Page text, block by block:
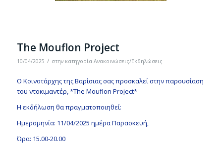
The Mouflon Project
10/04/2025 / στην κατηγορία Ανακοινώσεις/Εκδηλώσεις
Ο Κοινοτάρχης της Βαρίσιας σας προσκαλεί στην παρουσίαση
του ντοκιμαντέρ, *The Mouflon Project*
Η εκδήλωση θα πραγματοποιηθεί:
Ημερομηνία: 11/04/2025 ημέρα Παρασκευή,
Ώρα: 15.00-20.00